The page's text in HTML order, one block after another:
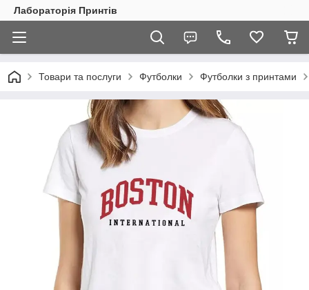
Лабораторія Принтів
Товари та послуги Футболки Футболки з принтами